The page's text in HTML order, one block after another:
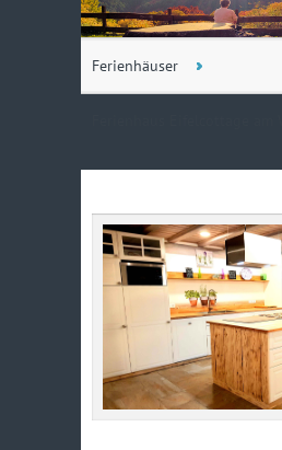
Ferienhäuser
Anreise: ab 16 Uhr /
Uhr
An-/ und Abreise
verschoben
Zeitraum